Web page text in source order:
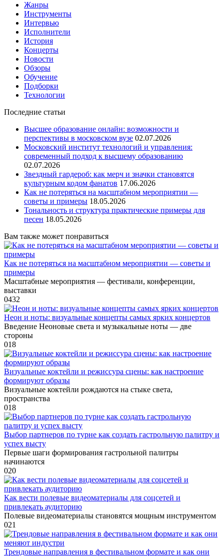
Жанры
Инструменты
Интервью
Исполнители
История
Концерты
Новости
Обзоры
Обучение
Подборки
Технологии
Последние статьи
Высшее образование онлайн: возможности и
перспективы в московском вузе 02.07.2026
Московский институт технологий и управления:
современный подход к высшему образованию
02.07.2026
Звездный гардероб: как мерч и значки становятся
культурным кодом фанатов 17.06.2026
Как не потеряться на масштабном мероприятии —
советы и примеры 18.05.2026
Тональность и структура практические примеры для
песен 18.05.2026
Вам также может понравиться
Как не потеряться на масштабном мероприятии — советы и
примеры
Масштабные мероприятия — фестивали, конференции,
выставки
0432
Неон и ноты: визуальные концепты самых ярких концертов
Введение Неоновые света и музыкальные ноты — две
стороны
018
Визуальные коктейли и режиссура сцены: как настроение
формируют образы
Визуальные коктейли рождаются на стыке света,
пространства
018
Выбор партнеров по турне как создать гастрольную палитру и
успех высту
Первые шаги формирования гастрольной палитры
начинаются
020
Как вести полевые видеоматериалы для соцсетей и
привлекать аудиторию
Полевые видеоматериалы становятся мощным инструментом
021
Трендовые направления в фестивальном формате и как они